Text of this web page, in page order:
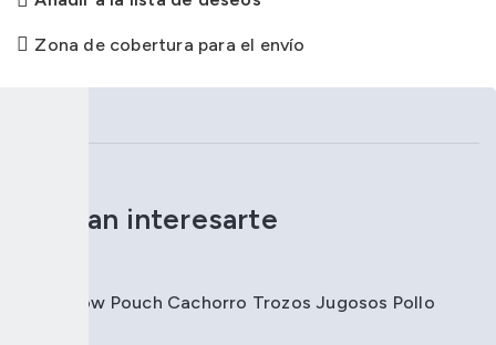
Zona de cobertura para el envío
Podrían interesarte
Dog Chow Pouch Cachorro Trozos Jugosos Pollo